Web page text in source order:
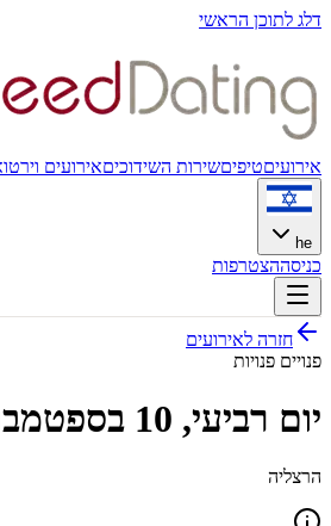
דלג לתוכן הראשי
אירועיםטיפיםשירות השידוכיםאירועים
he
כניסההצטרפות
חזרה לאירועים
פנויים פנויות
יום רביעי, 10 בספטמבר 2025
הרצליה